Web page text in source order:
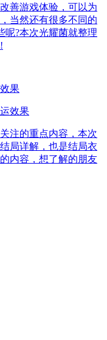
善游戏体验，可以为
当然还有很多不同的
呢?本次光耀菌就整理
果
注的重点内容，本次
局详解，也是结局衣
内容，想了解的朋友